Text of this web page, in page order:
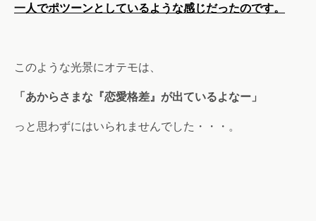
一人でポツーンとしているような感じだったのです。
このような光景にオテモは、
「あからさまな『恋愛格差』が出ているよなー」
っと思わずにはいられませんでした・・・。